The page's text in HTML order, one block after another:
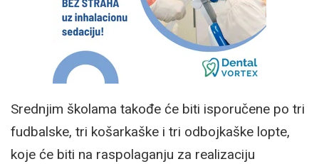
Srednjim školama takođe će biti isporučene po tri
fudbalske, tri košarkaške i tri odbojkaške lopte,
koje će biti na raspolaganju za realizaciju